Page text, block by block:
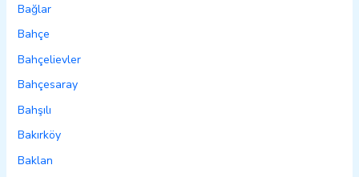
Bağlar
Bahçe
Bahçelievler
Bahçesaray
Bahşılı
Bakırköy
Baklan